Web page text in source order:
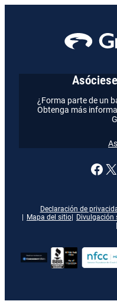
Declaración de
Mapa del sitio
Divulgación
X
¿Forma parte de un
Obtenga más